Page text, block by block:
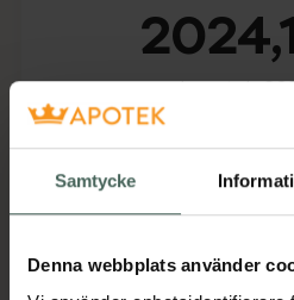
Samtycke
Denna webbplats använder
I apotek:
Köp via ditt